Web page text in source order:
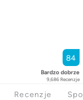
84
Bardzo dobrze
9,686 Recenzje
Recenzje